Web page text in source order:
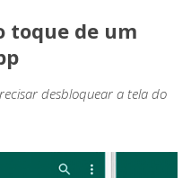
toque de um
desbloquear a tela do